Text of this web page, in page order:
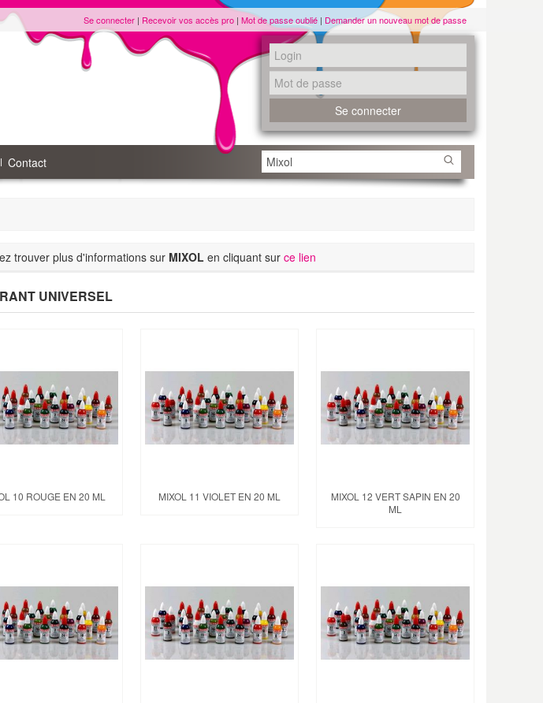
Se connecter | Recevoir vos accès pro | Mot de passe oublié | Demander un nouveau mot de passe
Contact
trouver plus d'informations sur MIXOL en cliquant sur ce lien
UNIVERSEL
10 ROUGE EN 20 ML MIXOL 11 VIOLET EN 20 ML
MIXOL 12 VERT SAPIN EN 20
ML